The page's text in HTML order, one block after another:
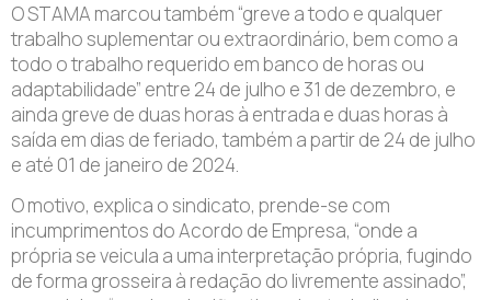
O STAMA marcou também “greve a todo e qualquer
trabalho suplementar ou extraordinário, bem como a
todo o trabalho requerido em banco de horas ou
adaptabilidade” entre 24 de julho e 31 de dezembro, e
ainda greve de duas horas à entrada e duas horas à
saída em dias de feriado, também a partir de 24 de julho
e até 01 de janeiro de 2024.
O motivo, explica o sindicato, prende-se com
incumprimentos do Acordo de Empresa, “onde a
própria se veicula a uma interpretação própria, fugindo
de forma grosseira à redação do livremente assinado”,